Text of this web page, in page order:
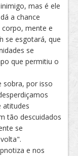
mas é ele
a chance
corpo, mente e
se esgotará, que
se
que permitiu o
sobra, por isso
atitudes
tão descuidados
se
e nos